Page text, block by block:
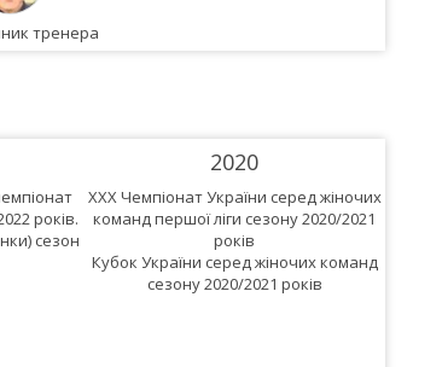
тренера
років.
сезон
2020
XXX Чемпіонат України серед жіночих
команд першої ліги сезону 2020/2021
років
Кубок України серед жіночих команд
сезону 2020/2021 років